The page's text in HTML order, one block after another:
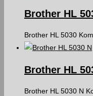
Brother HL
Brother HL 5030
Brother HL
Brother HL 5030 N